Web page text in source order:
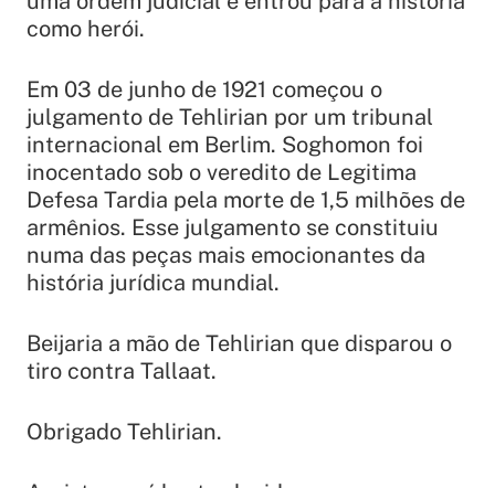
como herói.
Em 03 de junho de 1921 começou o
julgamento de Tehlirian por um tribunal
internacional em Berlim. Soghomon foi
inocentado sob o veredito de Legitima
Defesa Tardia pela morte de 1,5 milhões de
armênios. Esse julgamento se constituiu
numa das peças mais emocionantes da
história jurídica mundial.
Beijaria a mão de Tehlirian que disparou o
tiro contra Tallaat.
Obrigado Tehlirian.